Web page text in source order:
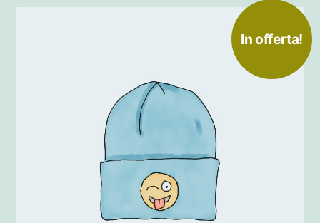
In offerta!